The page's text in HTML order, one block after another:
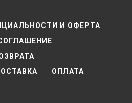
И ОФЕРТА
ОПЛАТА